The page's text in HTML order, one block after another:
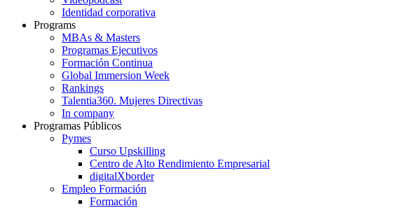
Identidad corporativa
Programs
MBAs & Masters
Programas Ejecutivos
Formación Continua
Global Immersion Week
Rankings
Talentia360. Mujeres Directivas
In company
Programas Públicos
Pymes
Curso Upskilling
Centro de Alto Rendimiento Empresarial
digitalXborder
Empleo Formación
Formación